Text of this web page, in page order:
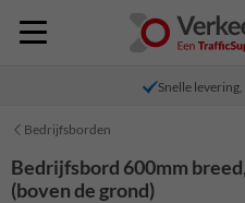
Snelle
Bedrijfsborden
Bedrijfsbord 600mm
(boven de grond)